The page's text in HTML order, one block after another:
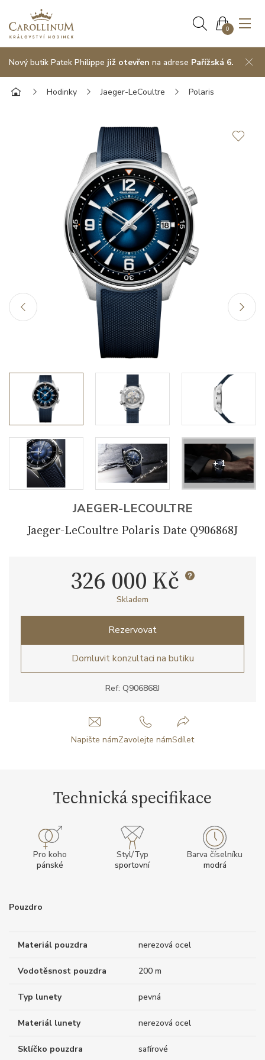
0
Nový butik Patek Philippe již otevřen na adrese Pařížská 6.
Hodinky Jaeger-LeCoultre Polaris
+ 1
JAEGER-LECOULTRE
Jaeger-LeCoultre Polaris Date Q906868J
Ref: Q906868J
326 000 Kč
Skladem
Rezervovat
Domluvit konzultaci na butiku
Napište námZavolejte námSdílet
Technická specifikace
Pro koho
pánské
Styl/Typ
sportovní
Barva číselníku
modrá
Pouzdro
Materiál pouzdra nerezová ocel
Vodotěsnost pouzdra 200 m
Typ lunety pevná
Materiál lunety nerezová ocel
Sklíčko pouzdra safírové